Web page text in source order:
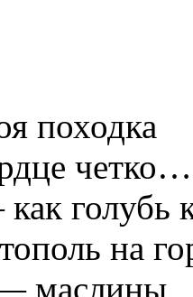
походка
четко…
голубь
на
маслины,